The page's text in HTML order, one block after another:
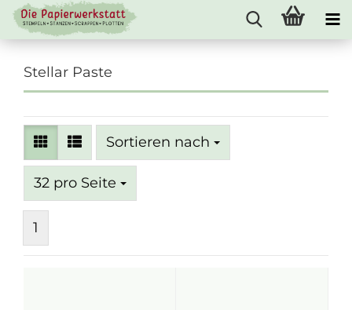
Stellar Paste
Sortieren nach
Sortieren nach
32 pro Seite
pro Seite
1